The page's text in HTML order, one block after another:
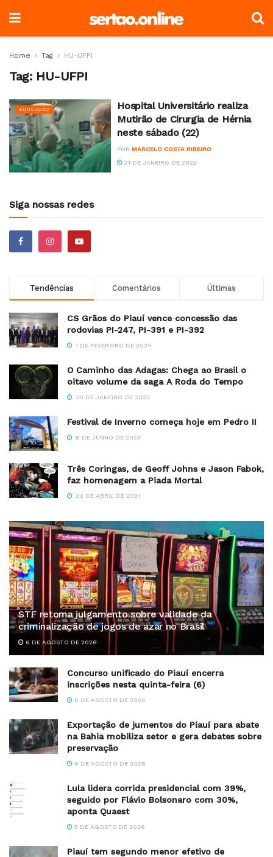
Home Tag HU-UFPI
Tag: HU-UFPI
EDUCAÇÃO
Hospital Universitário realiza
Mutirão de Cirurgia de Hérnia
neste sábado (22)
POR MARCELO COSTA RIBEIRO
21 DE JANEIRO DE 2022
Siga nossas redes
Tendências Comentários Últimas
CS Grãos do Piauí vence concessão das
rodovias PI-247, PI-391 e PI-392
1 DE FEVEREIRO DE 2024
O Caminho das Adagas: Chega ao Brasil o
oitavo volume da saga A Roda do Tempo
30 DE JANEIRO DE 2023
Festival de Inverno começa hoje em Pedro II
8 DE JUNHO DE 2023
Três Coringas, de Geoff Johns e Jason Fabok,
faz homenagem a Piada Mortal
20 DE ABRIL DE 2021
STF retoma julgamento sobre validade da
criminalização de jogos de azar no Brasil
6 DE AGOSTO DE 2026
Concurso unificado do Piauí encerra
inscrições nesta quinta-feira (6)
6 DE AGOSTO DE 2026
Exportação de jumentos do Piauí para abate
na Bahia mobiliza setor e gera debates sobre
preservação
6 DE AGOSTO DE 2026
Lula lidera corrida presidencial com 39%,
seguido por Flávio Bolsonaro com 30%,
aponta Quaest
5 DE AGOSTO DE 2026
Piauí tem segundo menor efetivo de